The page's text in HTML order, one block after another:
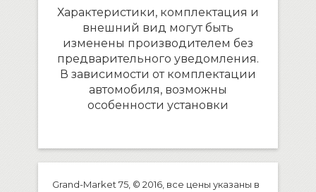
Характеристики, комплектация и
внешний вид могут быть
изменены производителем без
предварительного уведомления.
В зависимости от комплектации
автомобиля, возможны
особенности установки
Grand-Market 75, © 2016, все цены указаны в